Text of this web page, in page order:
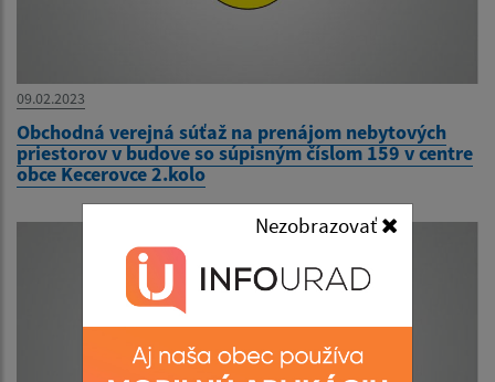
Nezobrazovať
09.02.2023
Obchodná verejná súťaž na prenájom nebytových
priestorov v budove so súpisným číslom 159 v centre
obce Kecerovce 2.kolo